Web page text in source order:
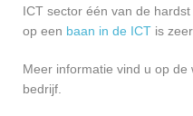
ICT sector één van de
op een baan in de ICT is
Meer informatie vind u op
bedrijf.